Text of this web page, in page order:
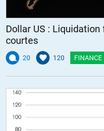
Dollar US :
courtes
20 120 FINANCE